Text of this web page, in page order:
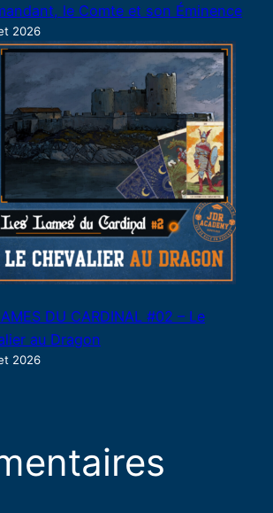
le Comte et son Éminence
2026
DU CARDINAL #02 – Le
au Dragon
2026